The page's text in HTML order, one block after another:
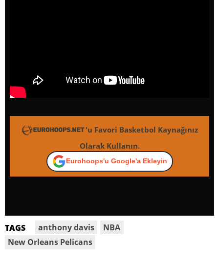
'u Favori Basketbol Kaynağınız
Olarak Kullanın.
Eurohoops'u Google'a Ekleyin
TAGS anthony davis
NBA
New Orleans Pelicans